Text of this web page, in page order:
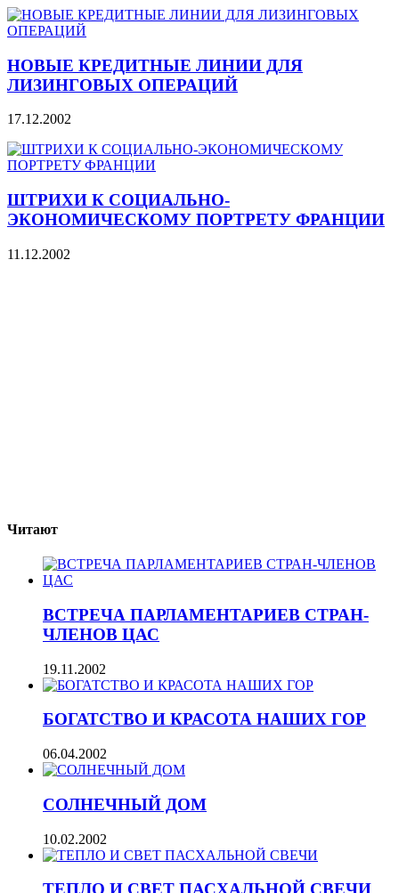
НОВЫЕ КРЕДИТНЫЕ ЛИНИИ ДЛЯ
ЛИЗИНГОВЫХ ОПЕРАЦИЙ
17.12.2002
ШТРИХИ К СОЦИАЛЬНО-
ЭКОНОМИЧЕСКОМУ ПОРТРЕТУ ФРАНЦИИ
11.12.2002
Читают
ВСТРЕЧА ПАРЛАМЕНТАРИЕВ СТРАН-
ЧЛЕНОВ ЦАС
19.11.2002
БОГАТСТВО И КРАСОТА НАШИХ ГОР
06.04.2002
СОЛНЕЧНЫЙ ДОМ
10.02.2002
ТЕПЛО И СВЕТ ПАСХАЛЬНОЙ СВЕЧИ